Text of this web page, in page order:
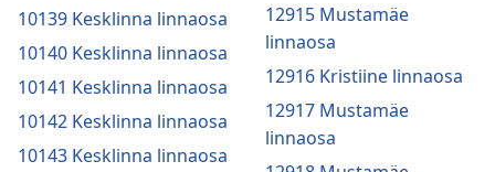
10139 Kesklinna linnaosa
10140 Kesklinna linnaosa
10141 Kesklinna linnaosa
10142 Kesklinna linnaosa
10143 Kesklinna linnaosa
12915 Mustamäe
linnaosa
12916 Kristiine linnaosa
12917 Mustamäe
linnaosa